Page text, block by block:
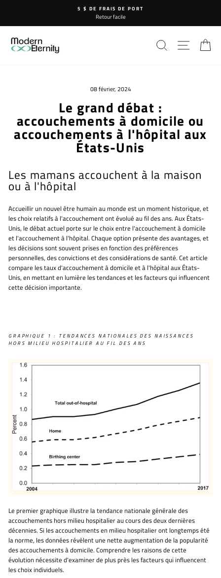
contenu
5 $ DE FRAIS DE PORT
Retour facile
08 février, 2024
Le grand débat :
accouchements à domicile ou
accouchements à l'hôpital aux
États-Unis
Les mamans accouchent à la maison
ou à l'hôpital
Accueillir un nouvel être humain au monde est un moment historique, et
les choix relatifs à l'accouchement ont évolué au fil des ans. Aux États-
Unis, le débat actuel porte sur le choix entre l'accouchement à domicile
et l'accouchement à l'hôpital. Chaque option présente des avantages, et
les décisions sont souvent prises en fonction des préférences
personnelles, des convictions et des considérations de santé. Cet article
compare les taux d'accouchement à domicile et à l'hôpital aux États-
Unis, en mettant en lumière les tendances et les facteurs qui influencent
cette décision importante.
GRAPHIQUE 1 : TENDANCES NATIONALES DES NAISSANCES
HORS MILIEU HOSPITALIER AU FIL DES ANS
Le premier graphique illustre la tendance nationale générale des
accouchements hors milieu hospitalier au cours des deux dernières
décennies. Si les accouchements en milieu hospitalier ont longtemps été
la norme, les données révèlent une nette augmentation de la popularité
des accouchements à domicile. Comprendre les raisons de cette
évolution nécessite d'examiner de plus près les facteurs qui influencent
les choix individuels.